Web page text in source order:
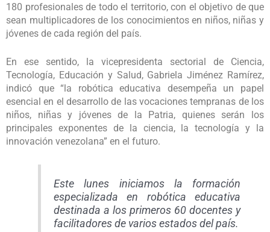
180 profesionales de todo el territorio, con el objetivo de que
sean multiplicadores de los conocimientos en niños, niñas y
jóvenes de cada región del país.
En ese sentido, la vicepresidenta sectorial de Ciencia,
Tecnología, Educación y Salud, Gabriela Jiménez Ramírez,
indicó que “la robótica educativa desempeña un papel
esencial en el desarrollo de las vocaciones tempranas de los
niños, niñas y jóvenes de la Patria, quienes serán los
principales exponentes de la ciencia, la tecnología y la
innovación venezolana” en el futuro.
Este lunes iniciamos la formación
especializada en robótica educativa
destinada a los primeros 60 docentes y
facilitadores de varios estados del país.